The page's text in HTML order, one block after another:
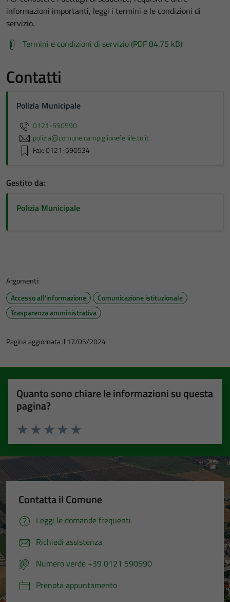
informazioni importanti, leggi i termini e le condizioni di
servizio.
Termini e condizioni di servizio (PDF 84.75 kB)
Contatti
Polizia Municipale
0121-590590
polizia@comune.campiglionefenile.to.it
Fax: 0121-590534
Gestito da:
Polizia Municipale
Argomenti:
Accesso all'informazione
Comunicazione istituzionale
Trasparenza amministrativa
Pagina aggiornata il 17/05/2024
Quanto sono chiare le informazioni su questa
pagina?
Valuta 5 stelle su 5
Valuta 4 stelle su 5
Valuta 3 stelle su 5
Valuta 2 stelle su 5
Valuta 1 stelle su 5
Contatta il Comune
Leggi le domande frequenti
Richiedi assistenza
Numero verde +39 0121 590590
Prenota appuntamento